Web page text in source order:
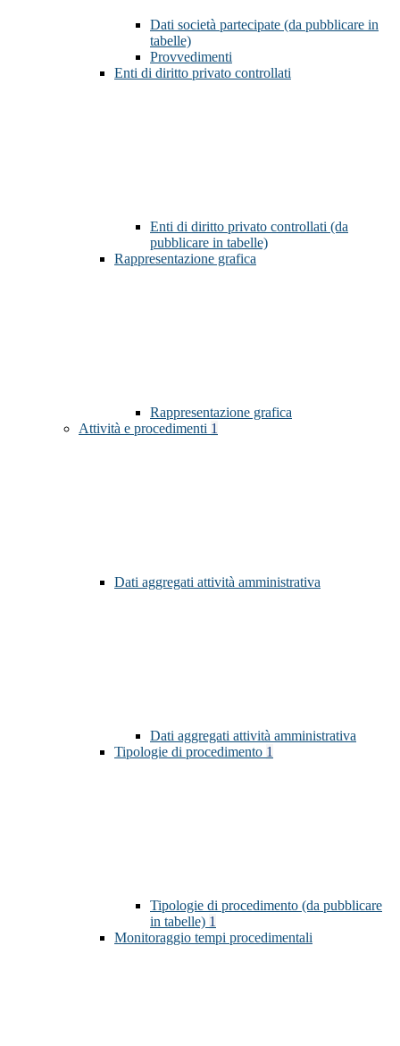
Dati società partecipate (da pubblicare in
tabelle)
Provvedimenti
Enti di diritto privato controllati
Enti di diritto privato controllati (da
pubblicare in tabelle)
Rappresentazione grafica
Rappresentazione grafica
Attività e procedimenti 1
Dati aggregati attività amministrativa
Dati aggregati attività amministrativa
Tipologie di procedimento 1
Tipologie di procedimento (da pubblicare
in tabelle) 1
Monitoraggio tempi procedimentali